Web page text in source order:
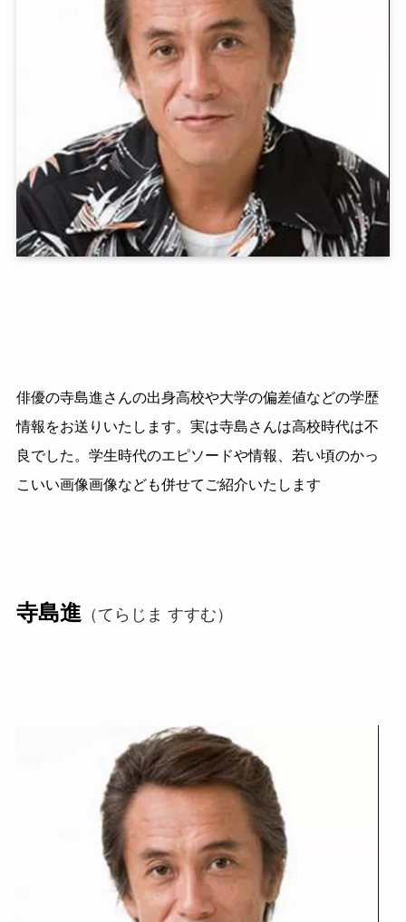
俳優の寺島進さんの出身高校や大学の偏差値などの学歴
情報をお送りいたします。実は寺島さんは高校時代は不
良でした。学生時代のエピソードや情報、若い頃のかっ
こいい画像画像なども併せてご紹介いたします
寺島進 （てらじま すすむ）